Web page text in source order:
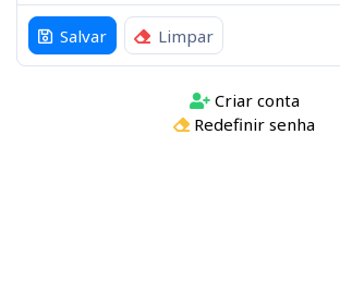
Salvar Limpar
Criar conta
Redefinir senha